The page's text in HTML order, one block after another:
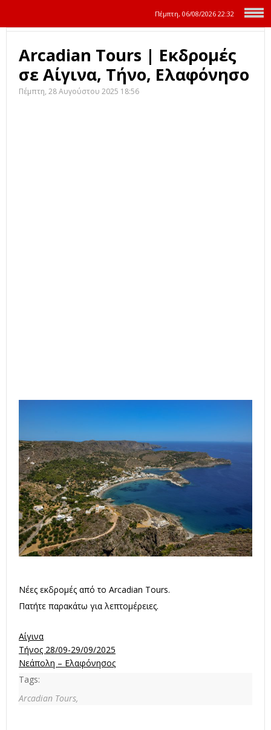
Πέμπτη, 06/08/2026 22:32
Arcadian Tours | Εκδρομές
σε Αίγινα, Τήνο, Ελαφόνησο
Πέμπτη, 28 Αυγούστου 2025 18:56
Νέες εκδρομές από το Arcadian Tours.
Πατήτε παρακάτω για λεπτομέρειες.
Αίγινα
Τήνος 28/09-29/09/2025
Νεάπολη – Ελαφόνησος
Tags:
Arcadian Tours,